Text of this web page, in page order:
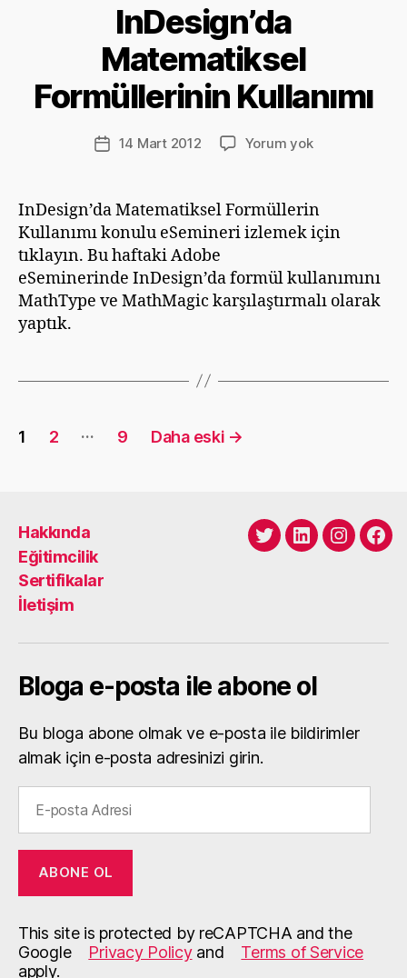
InDesign’da
Matematiksel
Formüllerinin Kullanımı
Yazının
yazarı
a
z
a
r
D
e
ü
m
ş
Yazı14 Mart 2012 Yorum yokInDesign’da
Kullanımı
InDesign’da Matematiksel Formüllerin
Kullanımı konulu eSemineri izlemek için
tıklayın. Bu haftaki Adobe
eSeminerinde InDesign’da formül kullanımını
MathType ve MathMagic karşılaştırmalı olarak
yaptık.
Yazı
1 2 … 9 Daha eski →
Hakkında
Eğitimcilik
Sertifikalar
İletişim
TwitterLinkedIn
Bloga e-posta ile abone ol
Bu bloga abone olmak ve e-posta ile bildirimler
almak için e-posta adresinizi girin.
posta
Adresi
ABONE OL
This site is protected by reCAPTCHA and the
Google Privacy Policyand Terms of Service
apply.